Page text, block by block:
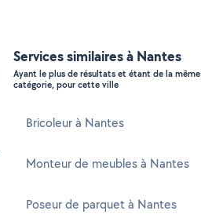
Services similaires à Nantes
Ayant le plus de résultats et étant de la même
catégorie, pour cette ville
Bricoleur à Nantes
Monteur de meubles à Nantes
Poseur de parquet à Nantes